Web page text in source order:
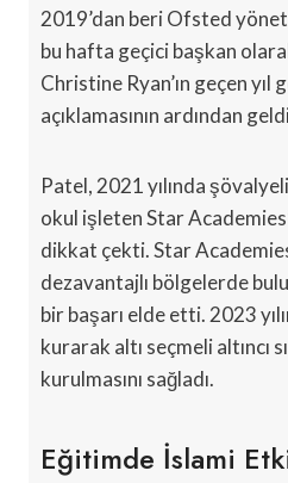
2019’dan beri Ofsted
bu hafta geçici başkan
Christine Ryan’ın geçen yıl
açıklamasının ardından
Patel, 2021 yılında
okul işleten Star
dikkat çekti. Star
dezavantajlı bölgelerde
bir başarı elde etti. 2023
kurarak altı seçmeli altıncı
kurulmasını sağladı.
Eğitimde İslami